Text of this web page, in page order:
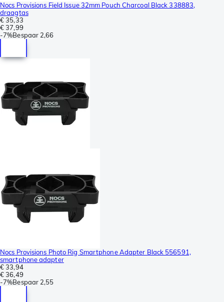
Nocs Provisions Field Issue 32mm Pouch Charcoal Black 338883,
draagtas
€ 35,33
€ 37,99
-7%Bespaar 2,66
Nocs Provisions Photo Rig Smartphone Adapter Black 556591,
smartphone adapter
€ 33,94
€ 36,49
-7%Bespaar 2,55